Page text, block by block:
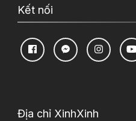
Kết nối
Địa chỉ XinhXinh